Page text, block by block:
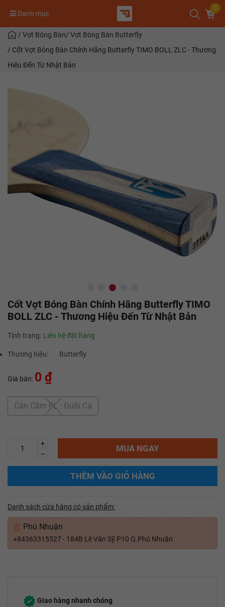
Danh mục
0
/ Vợt Bóng Bàn/ Vợt Bóng Bàn Butterfly
/ Cốt Vợt Bóng Bàn Chính Hãng Butterfly TIMO BOLL ZLC - Thương
Hiệu Đến Từ Nhật Bản
Cốt Vợt Bóng Bàn Chính Hãng Butterfly TIMO
BOLL ZLC - Thương Hiệu Đến Từ Nhật Bản
Tình trạng: Liên hệ đặt hàng
Thương hiệu: Butterfly
Giá bán: 0 ₫
Cán Cầm FL : Đuôi Cá
+
–
MUA NGAY
THÊM VÀO GIỎ HÀNG
Danh sách cửa hàng có sản phẩm:
Phú Nhuận
+84363315527 - 184B Lê Văn Sỹ P10 Q.Phú Nhuận
Giao hàng nhanh chóng